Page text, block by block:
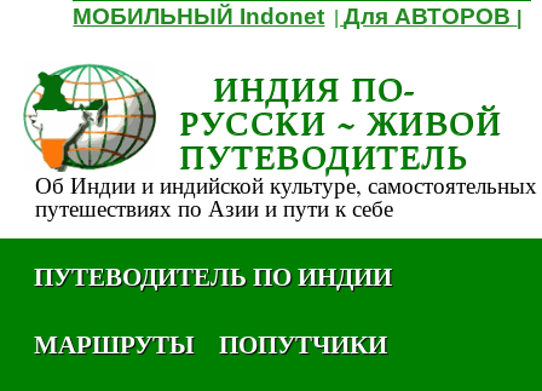
МОБИЛЬНЫЙ Indonet |Для АВТОРОВ
ИНДИЯ ПО-
РУССКИ ~ ЖИВОЙ
ПУТЕВОДИТЕЛЬ
Об Индии и индийской культуре, самостоятельных
путешествиях по Азии и пути к себе
ПУТЕВОДИТЕЛЬ ПО ИНДИИ
МАРШРУТЫ
ПОПУТЧИКИ